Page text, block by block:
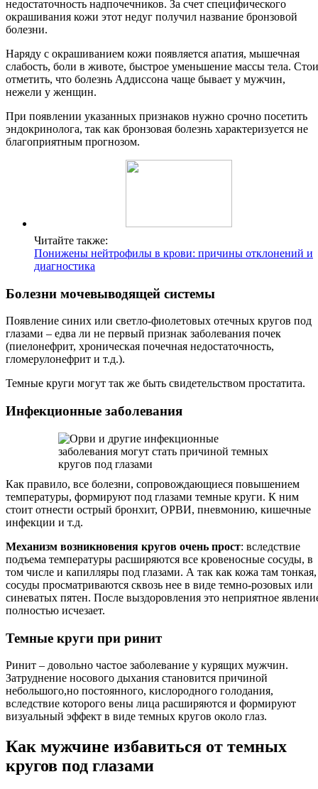
недостаточность надпочечников. За счет специфического
окрашивания кожи этот недуг получил название бронзовой
болезни.
Наряду с окрашиванием кожи появляется апатия, мышечная
слабость, боли в животе, быстрое уменьшение массы тела.
отметить, что болезнь Аддиссона чаще бывает у мужчин,
нежели у женщин.
При появлении указанных признаков нужно срочно посетить
эндокринолога, так как бронзовая болезнь характеризуется не
благоприятным прогнозом.
Читайте также:
Понижены нейтрофилы в крови: причины отклонений и
диагностика
Болезни мочевыводящей системы
Появление синих или светло-фиолетовых отечных кругов под
глазами – едва ли не первый признак заболевания почек
(пиелонефрит, хроническая почечная недостаточность,
гломерулонефрит и т.д.).
Темные круги могут так же быть свидетельством простатита.
Инфекционные заболевания
Как правило, все болезни, сопровождающиеся повышением
температуры, формируют под глазами темные круги. К ним
стоит отнести острый бронхит, ОРВИ, пневмонию, кишечные
инфекции и т.д.
Механизм возникновения кругов очень прост: вследствие
подъема температуры расширяются все кровеносные сосуды, в
том числе и капилляры под глазами. А так как кожа там тонкая,
сосуды просматриваются сквозь нее в виде темно-розовых или
синеватых пятен. После выздоровления это неприятное
полностью исчезает.
Темные круги при ринит
Ринит – довольно частое заболевание у курящих мужчин.
Затруднение носового дыхания становится причиной
небольшого,но постоянного, кислородного голодания,
вследствие которого вены лица расширяются и формируют
визуальный эффект в виде темных кругов около глаз.
Как мужчине избавиться от темных
кругов под глазами